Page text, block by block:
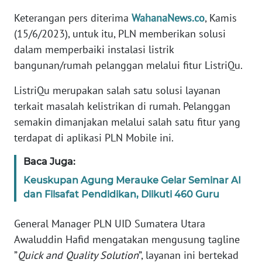
Keterangan pers diterima WahanaNews.co, Kamis
(15/6/2023), untuk itu, PLN memberikan solusi
dalam memperbaiki instalasi listrik
bangunan/rumah pelanggan melalui fitur ListriQu.
ListriQu merupakan salah satu solusi layanan
terkait masalah kelistrikan di rumah. Pelanggan
semakin dimanjakan melalui salah satu fitur yang
terdapat di aplikasi PLN Mobile ini.
Baca Juga:
Keuskupan Agung Merauke Gelar Seminar AI
dan Filsafat Pendidikan, Diikuti 460 Guru
General Manager PLN UID Sumatera Utara
Awaluddin Hafid mengatakan mengusung tagline
”Quick and Quality Solution”, layanan ini bertekad
RIAU
WN
SERAMBI
WN
JAMBI
WN
WN
NTB
WN
SULTENG